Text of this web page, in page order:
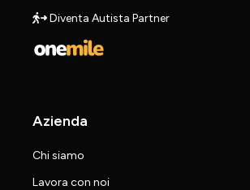
Diventa Autista Partner
Azienda
Chi siamo
Lavora con noi